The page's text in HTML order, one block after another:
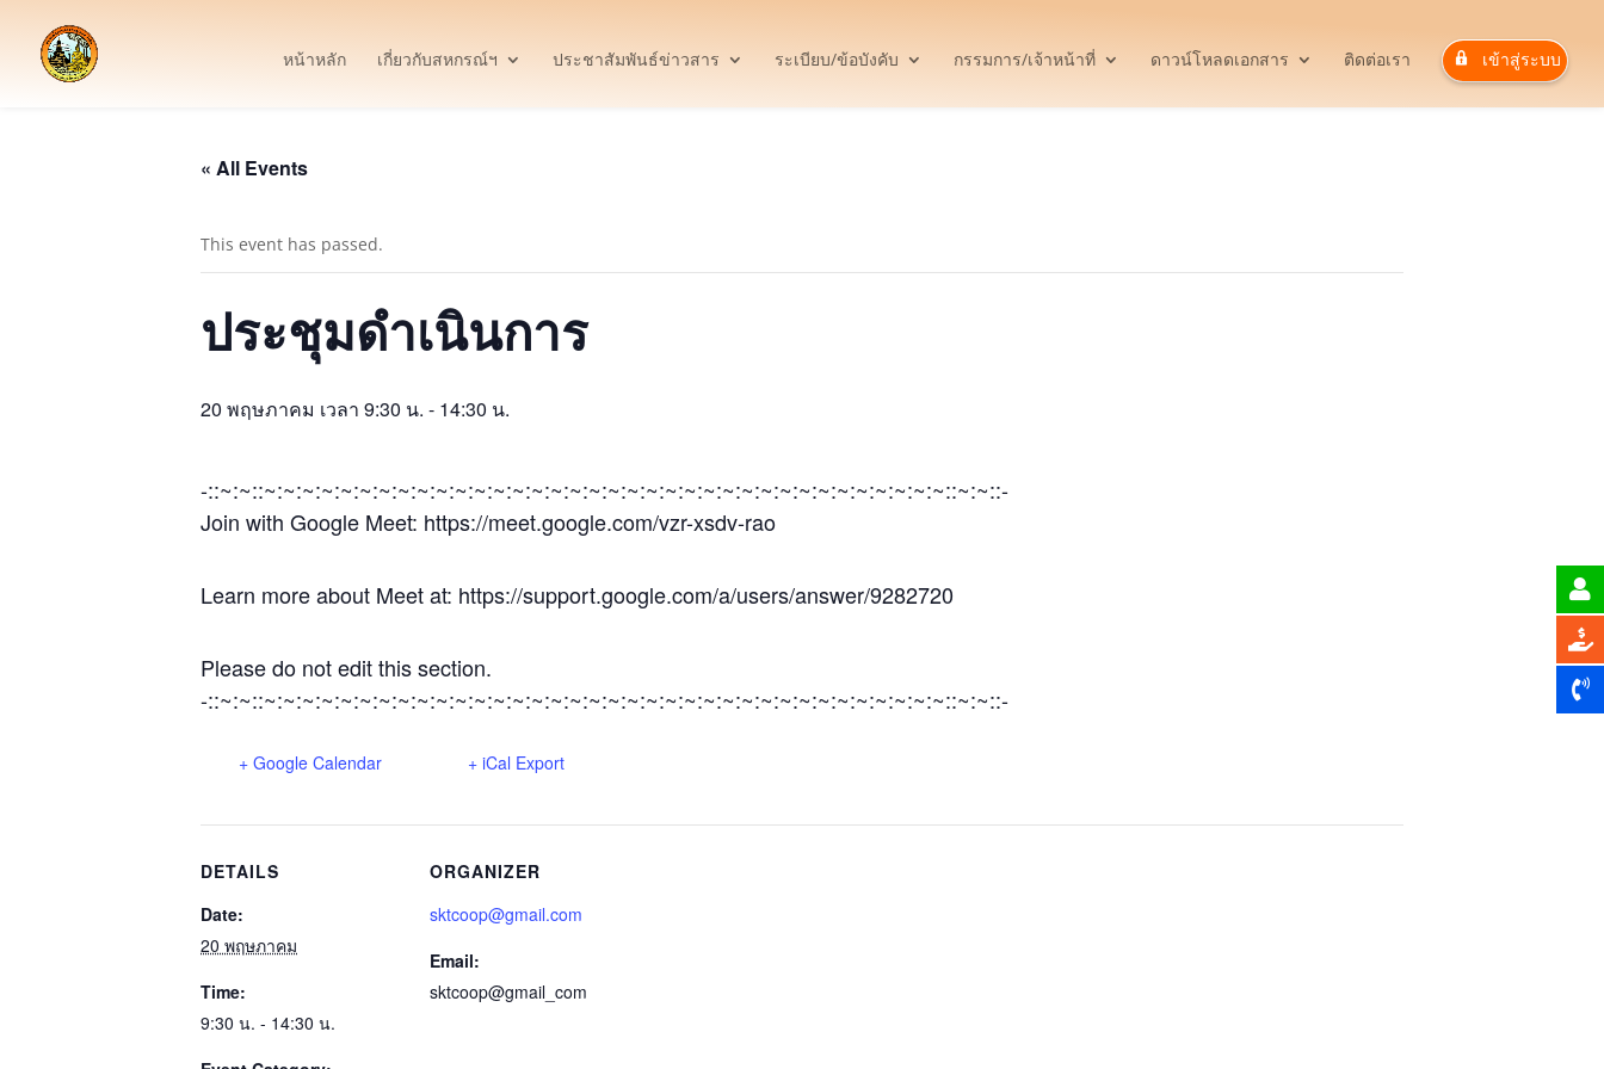
หน้าหลัก เกี่ยวกับสหกรณ์ฯ ประชาสัมพันธ์ข่าวสาร ระเบียบ/ข้อบังคับ กรรมการ/เจ้าหน้าที่ ดาวน์โหลดเอกสาร ติดต่อเรา เข้าสู่ระบบ
« All Events
This event has passed.
ประชุมดำเนินการ
20 พฤษภาคม เวลา 9:30 น. - 14:30 น.
-::~:~::~:~:~:~:~:~:~:~:~:~:~:~:~:~:~:~:~:~:~:~:~:~:~:~:~:~:~:~:~:~:~:~:~:~:~:~::~:~::-
Join with Google Meet: https://meet.google.com/vzr-xsdv-rao
Learn more about Meet at: https://support.google.com/a/users/answer/9282720
Please do not edit this section.
-::~:~::~:~:~:~:~:~:~:~:~:~:~:~:~:~:~:~:~:~:~:~:~:~:~:~:~:~:~:~:~:~:~:~:~:~:~:~::~:~::-
+ Google Calendar + iCal Export
DETAILS
Date:
20 พฤษภาคม
Time:
9:30 น. - 14:30 น.
ORGANIZER
sktcoop@gmail.com
Email:
sktcoop@gmail_com